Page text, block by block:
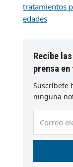
tratamientos
edades
Recibe
prensa
Suscríbete
ninguna
electrónico